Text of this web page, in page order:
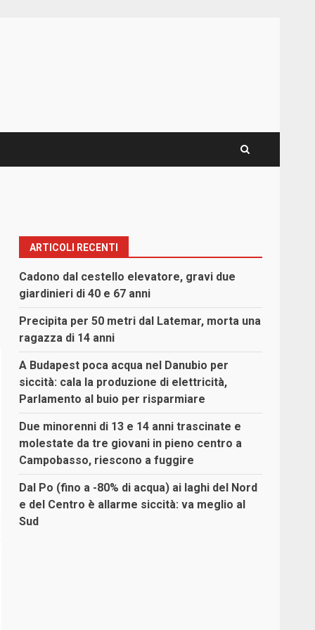
ARTICOLI RECENTI
Cadono dal cestello elevatore, gravi due
giardinieri di 40 e 67 anni
Precipita per 50 metri dal Latemar, morta una
ragazza di 14 anni
A Budapest poca acqua nel Danubio per
siccità: cala la produzione di elettricità,
Parlamento al buio per risparmiare
Due minorenni di 13 e 14 anni trascinate e
molestate da tre giovani in pieno centro a
Campobasso, riescono a fuggire
Dal Po (fino a -80% di acqua) ai laghi del Nord
e del Centro è allarme siccità: va meglio al
Sud